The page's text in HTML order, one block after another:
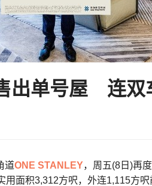
出单号屋 连双
道ONE STANLEY，周五(8日)再
用面积3,312方呎，外连1,115方